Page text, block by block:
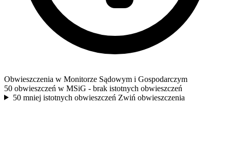
Obwieszczenia w Monitorze Sądowym i Gospodarczym
50 obwieszczeń w MSiG - brak istotnych obwieszczeń
50 mniej istotnych obwieszczeń Zwiń obwieszczenia